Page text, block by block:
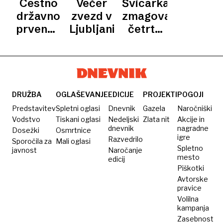
Pogačarja
zakriva
slovenske
ustreza
prvakinja
Chloe
CESTNO
DRŽAVNO
PRVENSTVO
SLOVENIJE
Cestno
državno
prvenstvo
Zaročenca
premierna
naslova
Večer
zvezd v
Ljubljani
Švicarka
zmagovalka
četrte
na
ženskem
Touru
DRUŽBA
Predstavitev
Vodstvo
Dosežki
Sporočila za
javnost
OGLAŠEVANJE
Spletni oglasi
Tiskani oglasi
Osmrtnice
Mali oglasi
EDICIJE
Dnevnik
Nedeljski
dnevnik
Razvedrilo
Naročanje
edicij
PROJEKTI
Gazela
Zlata nit
POGOJI
Naročniški
Akcije in
nagradne
igre
Spletno
mesto
Piškotki
Avtorske
pravice
Volilna
kampanja
Zasebnost